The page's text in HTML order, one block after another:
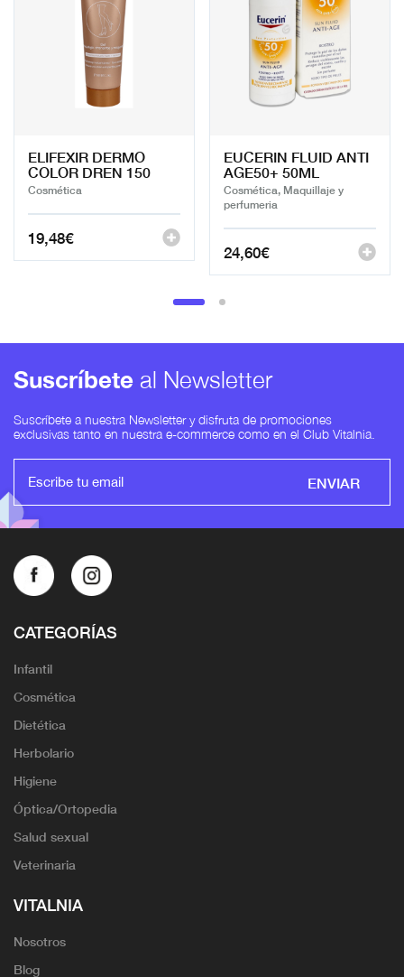
ELIFEXIR DERMO
COLOR DREN 150
Cosmética
19,48€
EUCERIN FLUID ANTI
AGE50+ 50ML
Cosmética, Maquillaje y
perfumeria
24,60€
Suscríbete al Newsletter
Suscríbete a nuestra Newsletter y disfruta de promociones
exclusivas tanto en nuestra e-commerce como en el Club Vitalnia.
ENVIAR
CATEGORÍAS
Infantil
Cosmética
Dietética
Herbolario
Higiene
Óptica/Ortopedia
Salud sexual
Veterinaria
VITALNIA
Nosotros
Blog